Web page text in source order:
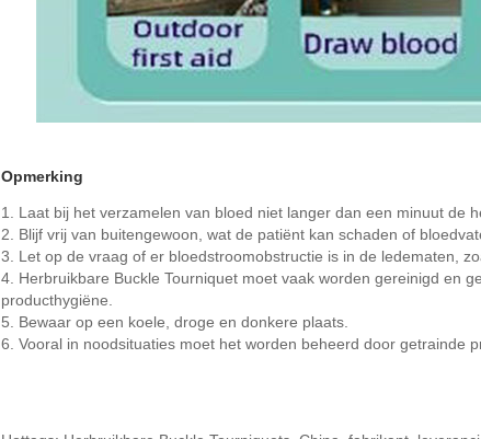
Opmerking
1. Laat bij het verzamelen van bloed niet langer dan een minuut de
2. Blijf vrij van buitengewoon, wat de patiënt kan schaden of
3. Let op de vraag of er bloedstroomobstructie is in de ledematen,
4. Herbruikbare Buckle Tourniquet moet vaak worden gereinigd en
producthygiëne.
5. Bewaar op een koele, droge en donkere plaats.
6. Vooral in noodsituaties moet het worden beheerd door getrainde